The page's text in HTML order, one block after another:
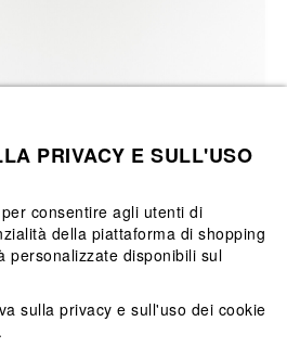
PRIVACY E SULL'USO
consentire agli utenti di
della piattaforma di shopping
personalizzate disponibili sul
sulla privacy e sull'uso dei cookie